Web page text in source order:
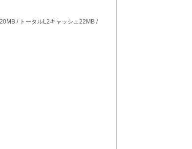
/ トータルL2キャッシュ22MB /